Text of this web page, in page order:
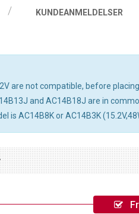
KUNDEANMELDELSER
are not compatible, before
and AC14B18J are in
is AC14B8K or AC14B3K